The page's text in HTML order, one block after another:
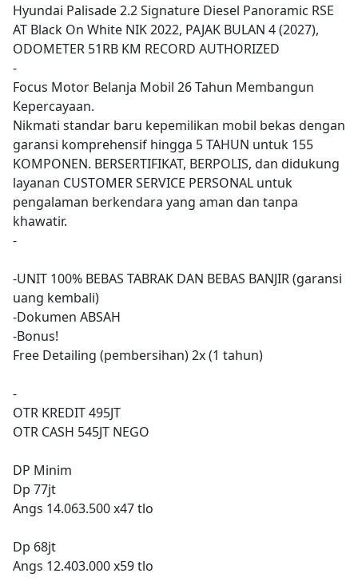
Hyundai Palisade 2.2 Signature Diesel Panoramic RSE
AT Black On White NIK 2022, PAJAK BULAN 4 (2027),
ODOMETER 51RB KM RECORD AUTHORIZED
-
Focus Motor Belanja Mobil 26 Tahun Membangun
Kepercayaan.
Nikmati standar baru kepemilikan mobil bekas dengan
garansi komprehensif hingga 5 TAHUN untuk 155
KOMPONEN. BERSERTIFIKAT, BERPOLIS, dan didukung
layanan CUSTOMER SERVICE PERSONAL untuk
pengalaman berkendara yang aman dan tanpa
khawatir.
-
-UNIT 100% BEBAS TABRAK DAN BEBAS BANJIR (garansi
uang kembali)
-Dokumen ABSAH
-Bonus!
Free Detailing (pembersihan) 2x (1 tahun)
-
OTR KREDIT 495JT
OTR CASH 545JT NEGO
DP Minim
Dp 77jt
Angs 14.063.500 x47 tlo
Dp 68jt
Angs 12.403.000 x59 tlo